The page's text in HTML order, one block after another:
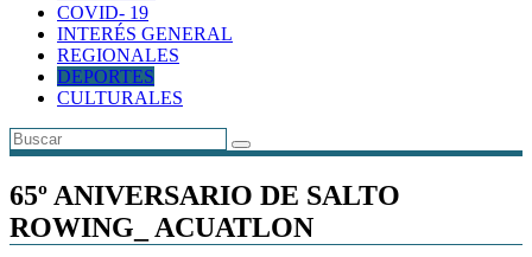
COVID- 19
INTERÉS GENERAL
REGIONALES
DEPORTES
CULTURALES
65º ANIVERSARIO DE SALTO
ROWING_ ACUATLON